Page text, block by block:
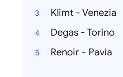
Klimt - Venezia
Degas - Torino
Renoir - Pavia